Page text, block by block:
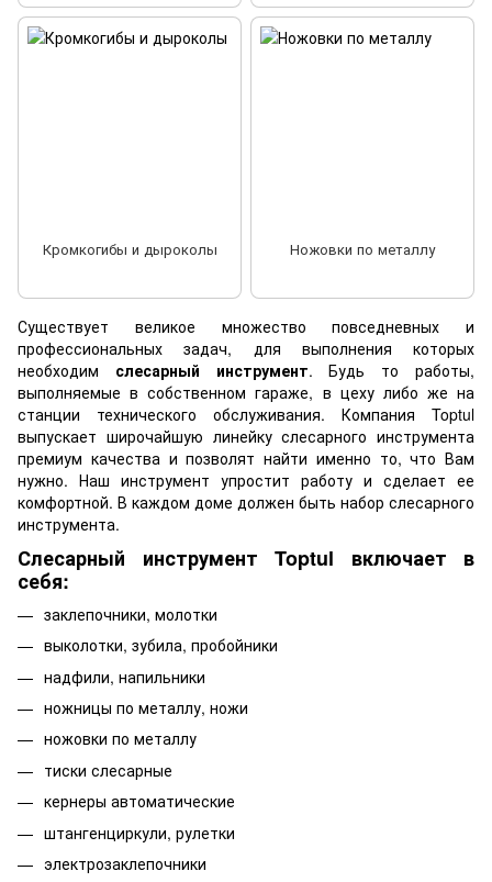
Существует великое множество повседневных и
профессиональных задач, для выполнения которых
необходим слесарный инструмент. Будь то работы,
выполняемые в собственном гараже, в цеху либо же на
станции технического обслуживания. Компания Toptul
выпускает широчайшую линейку слесарного инструмента
премиум качества и позволят найти именно то, что Вам
нужно. Наш инструмент упростит работу и сделает ее
комфортной. В каждом доме должен быть набор слесарного
инструмента.
Слесарный инструмент Toptul включает в
себя:
заклепочники, молотки
выколотки, зубила, пробойники
надфили, напильники
ножницы по металлу, ножи
ножовки по металлу
тиски слесарные
кернеры автоматические
штангенциркули, рулетки
электрозаклепочники
Кромкогибы и дыроколы Ножовки по металлу